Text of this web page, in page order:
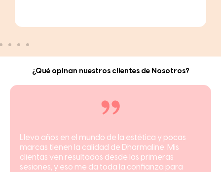
¿Qué opinan nuestros clientes de Nosotros?
Entré sin mucha idea y hoy ya tengo mis clientas
fijas. Definitivamente Dharmaline fue una gran
forma de introducirse en el mundo de la estética.
Beatriz Lara